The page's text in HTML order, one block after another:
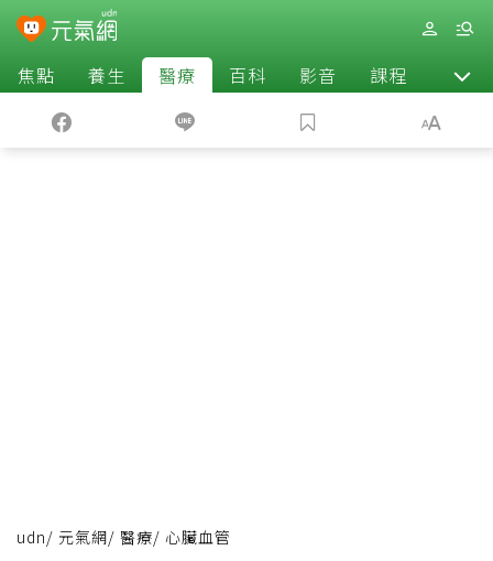
焦點 養生 醫療 百科 影音 課程 退休
udn/ 元氣網/ 醫療/ 心臟血管